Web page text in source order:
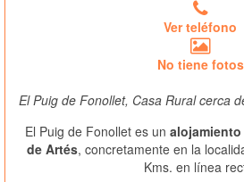
Ver teléfono
No tiene fotos
El Puig de Fonollet, Casa Rural cerca
El Puig de Fonollet es un
de Artés, concretamente en la
Kms. en línea